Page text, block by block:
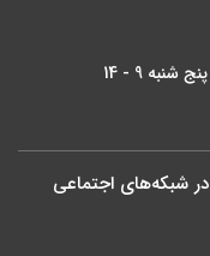
شبکه‌های اجتماعی